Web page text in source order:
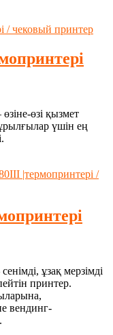
өзі қызмет
үшін ең
ұзақ мерзімді
принтер.
вендинг-